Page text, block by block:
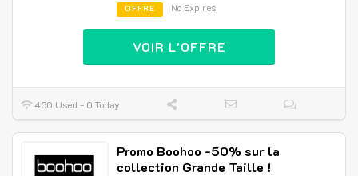
OFFRE No Expires
VOIR L'OFFRE
450 Used - 0 Today
Promo Boohoo -50% sur la
collection Grande Taille !